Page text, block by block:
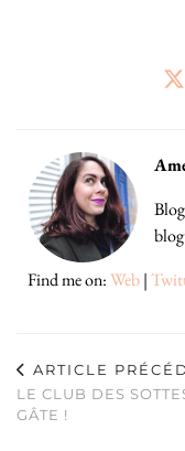
Find me on:Web|
ARTICLE
LE CLUB DES
GÂTE !